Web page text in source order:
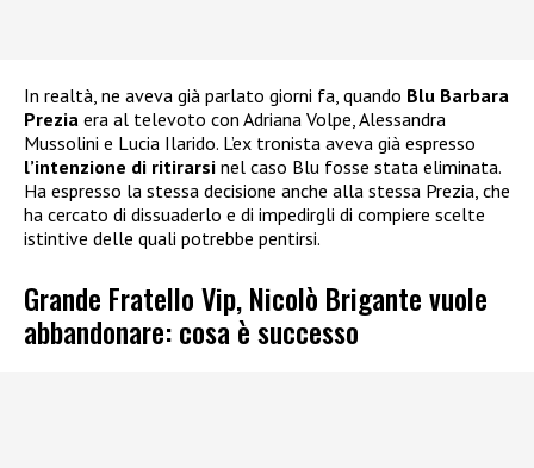
In realtà, ne aveva già parlato giorni fa, quando Blu Barbara
Prezia era al televoto con Adriana Volpe, Alessandra
Mussolini e Lucia Ilarido. L’ex tronista aveva già espresso
l’intenzione di ritirarsi nel caso Blu fosse stata eliminata.
Ha espresso la stessa decisione anche alla stessa Prezia, che
ha cercato di dissuaderlo e di impedirgli di compiere scelte
istintive delle quali potrebbe pentirsi.
Grande Fratello Vip, Nicolò Brigante vuole
abbandonare: cosa è successo